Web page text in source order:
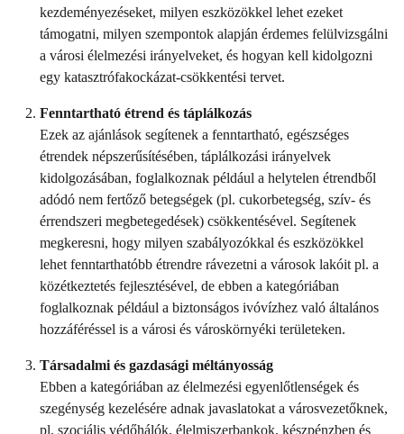
kezdeményezéseket, milyen eszközökkel lehet ezeket
támogatni, milyen szempontok alapján érdemes felülvizsgálni
a városi élelmezési irányelveket, és hogyan kell kidolgozni
egy katasztrófakockázat-csökkentési tervet.
Fenntartható étrend és táplálkozás
Ezek az ajánlások segítenek a fenntartható, egészséges
étrendek népszerűsítésében, táplálkozási irányelvek
kidolgozásában, foglalkoznak például a helytelen étrendből
adódó nem fertőző betegségek (pl. cukorbetegség, szív- és
érrendszeri megbetegedések) csökkentésével. Segítenek
megkeresni, hogy milyen szabályozókkal és eszközökkel
lehet fenntarthatóbb étrendre rávezetni a városok lakóit pl. a
közétkeztetés fejlesztésével, de ebben a kategóriában
foglalkoznak például a biztonságos ivóvízhez való általános
hozzáféréssel is a városi és városkörnyéki területeken.
Társadalmi és gazdasági méltányosság
Ebben a kategóriában az élelmezési egyenlőtlenségek és
szegénység kezelésére adnak javaslatokat a városvezetőknek,
pl. szociális védőhálók, élelmiszerbankok, készpénzben és